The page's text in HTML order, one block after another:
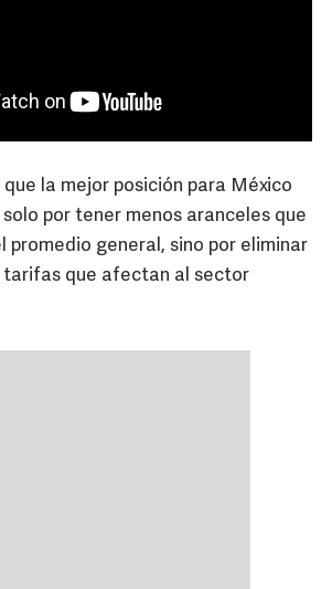
la mejor posición para México
por tener menos aranceles que
promedio general, sino por eliminar
tarifas que afectan al sector